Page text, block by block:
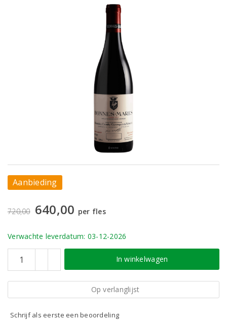
Aanbieding
720,00 640,00 per fles
Verwachte leverdatum: 03-12-2026
In winkelwagen
Op verlanglijst
Schrijf als eerste een beoordeling